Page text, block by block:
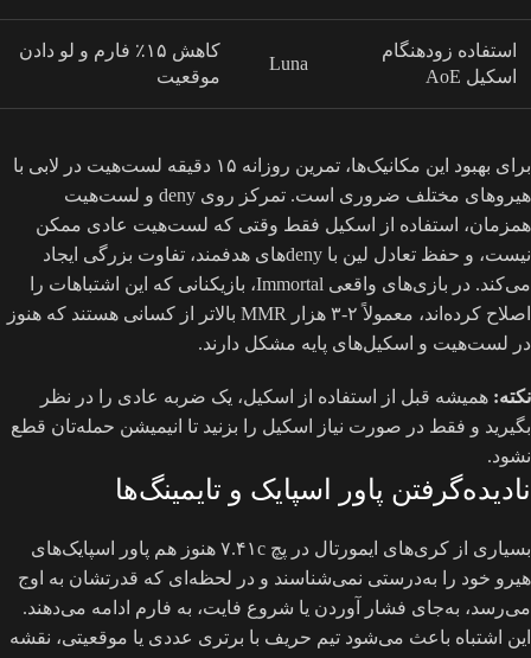
استفاده زودهنگام
اسکیل AoE
Luna
کاهش ۱۵٪ فارم و لو دادن
موقعیت
برای بهبود این مکانیک‌ها، تمرین روزانه ۱۵ دقیقه لست‌هیت در لابی با
هیروهای مختلف ضروری است. تمرکز روی deny و لست‌هیت
همزمان، استفاده از اسکیل فقط وقتی که لست‌هیت عادی ممکن
نیست، و حفظ تعادل لین با denyهای هدفمند، تفاوت بزرگی ایجاد
می‌کند. در بازی‌های واقعی Immortal، بازیکنانی که این اشتباهات را
اصلاح کرده‌اند، معمولاً ۲-۳ هزار MMR بالاتر از کسانی هستند که هنوز
در لست‌هیت و اسکیل‌های پایه مشکل دارند.
نکته: همیشه قبل از استفاده از اسکیل، یک ضربه عادی را در نظر
بگیرید و فقط در صورت نیاز اسکیل را بزنید تا انیمیشن حمله‌تان قطع
نشود.
نادیده‌گرفتن پاور اسپایک و تایمینگ‌ها
بسیاری از کری‌های ایمورتال در پچ ۷.۴۱c هنوز هم پاور اسپایک‌های
هیرو خود را به‌درستی نمی‌شناسند و در لحظه‌ای که قدرتشان به اوج
می‌رسد، به‌جای فشار آوردن یا شروع فایت، به فارم ادامه می‌دهند.
این اشتباه باعث می‌شود تیم حریف با برتری عددی یا موقعیتی، نقشه